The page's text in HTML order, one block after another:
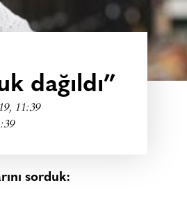
dağıldı”
11:39
sorduk: